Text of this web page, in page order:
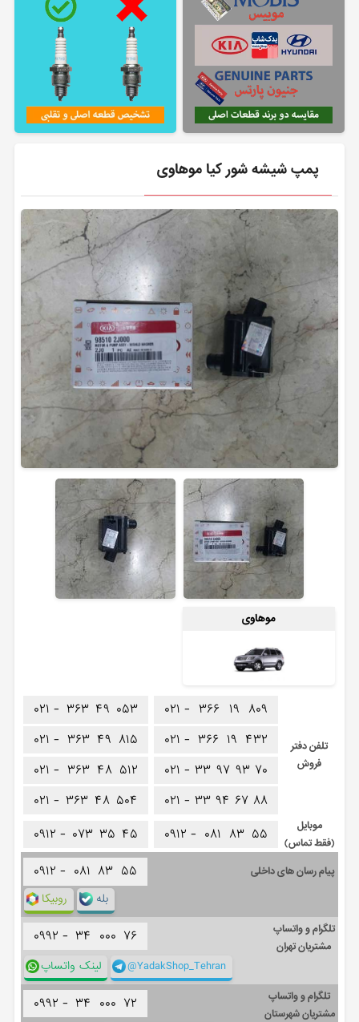
پمپ شیشه شور کیا موهاوی
موهاوی
تلفن دفتر
فروش
۰۲۱ - ۳۶۶ ۱۹ ۸۰۹
۰۲۱ - ۳۶۶ ۱۹ ۴۳۲
۰۲۱ - ۳۳ ۹۷ ۹۳ ۷۰
۰۲۱ - ۳۳ ۹۴ ۶۷ ۸۸
۰۲۱ - ۳۶۳ ۴۹ ۰۵۳
۰۲۱ - ۳۶۳ ۴۹ ۸۱۵
۰۲۱ - ۳۶۳ ۴۸ ۵۱۲
۰۲۱ - ۳۶۳ ۴۸ ۵۰۴
موبایل
(فقط تماس)
۰۹۱۲ - ۰۸۱ ۸۳ ۵۵ ۰۹۱۲ - ۰۷۳ ۳۵ ۴۵
پیام رسان های داخلی ۰۹۱۲ - ۰۸۱ ۸۳ ۵۵
روبیکا بله
تلگرام و واتساپ
مشتریان تهران
۰۹۹۲ - ۳۴ ۰۰۰ ۷۶
لینک واتساپ @YadakShop_Tehran
تلگرام و واتساپ
مشتریان شهرستان
۰۹۹۲ - ۳۴ ۰۰۰ ۷۲